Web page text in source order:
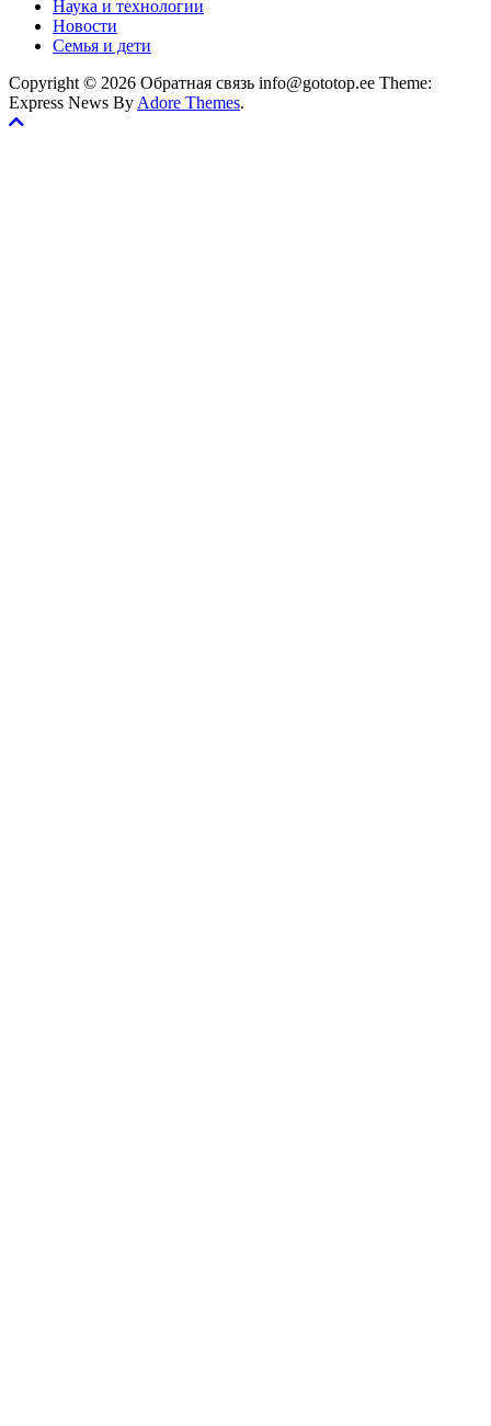
Наука и технологии
Новости
Семья и дети
Copyright © 2026 Обратная связь info@gototop.ee Theme:
Express News By Adore Themes.